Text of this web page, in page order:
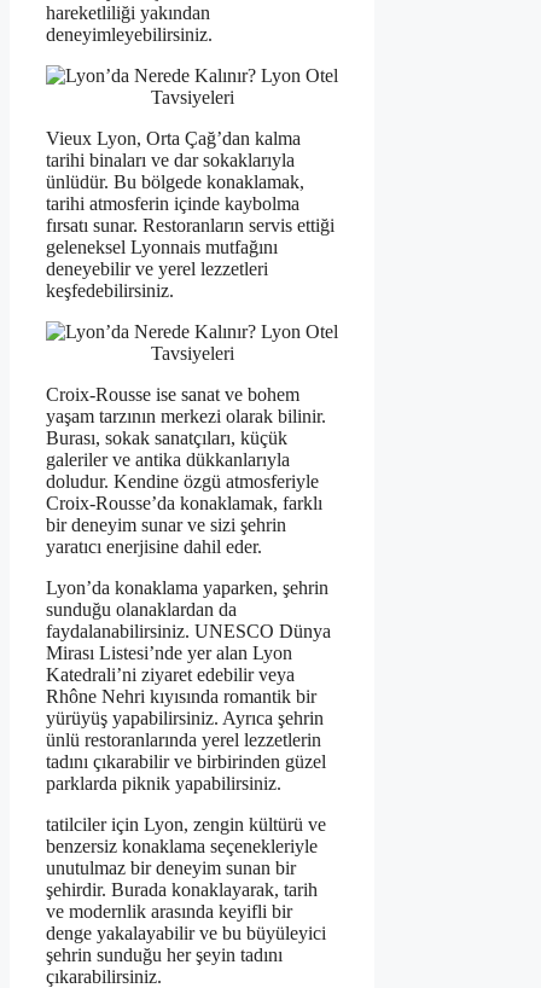
hareketliliği yakından
deneyimleyebilirsiniz.
Vieux Lyon, Orta Çağ’dan kalma
tarihi binaları ve dar sokaklarıyla
ünlüdür. Bu bölgede konaklamak,
tarihi atmosferin içinde kaybolma
fırsatı sunar. Restoranların servis ettiği
geleneksel Lyonnais mutfağını
deneyebilir ve yerel lezzetleri
keşfedebilirsiniz.
Croix-Rousse ise sanat ve bohem
yaşam tarzının merkezi olarak bilinir.
Burası, sokak sanatçıları, küçük
galeriler ve antika dükkanlarıyla
doludur. Kendine özgü atmosferiyle
Croix-Rousse’da konaklamak, farklı
bir deneyim sunar ve sizi şehrin
yaratıcı enerjisine dahil eder.
Lyon’da konaklama yaparken, şehrin
sunduğu olanaklardan da
faydalanabilirsiniz. UNESCO Dünya
Mirası Listesi’nde yer alan Lyon
Katedrali’ni ziyaret edebilir veya
Rhône Nehri kıyısında romantik bir
yürüyüş yapabilirsiniz. Ayrıca şehrin
ünlü restoranlarında yerel lezzetlerin
tadını çıkarabilir ve birbirinden güzel
parklarda piknik yapabilirsiniz.
tatilciler için Lyon, zengin kültürü ve
benzersiz konaklama seçenekleriyle
unutulmaz bir deneyim sunan bir
şehirdir. Burada konaklayarak, tarih
ve modernlik arasında keyifli bir
denge yakalayabilir ve bu büyüleyici
şehrin sunduğu her şeyin tadını
çıkarabilirsiniz.